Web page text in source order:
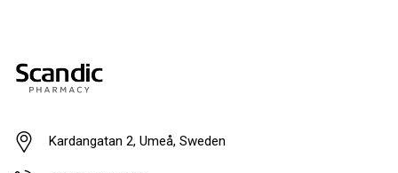
Kardangatan 2, Umeå, Sweden